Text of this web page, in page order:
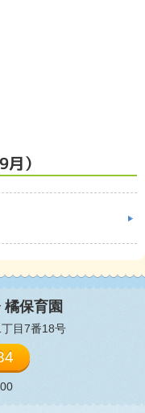
）
橘保育園
目7番18号